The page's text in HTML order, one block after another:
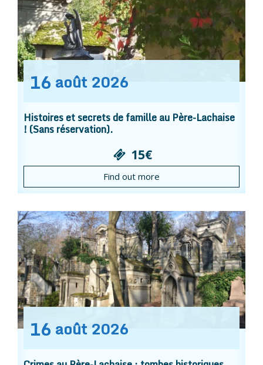
16 août 2026
Histoires et secrets de famille au Père-Lachaise
! (Sans réservation).
15€
Find out more
16 août 2026